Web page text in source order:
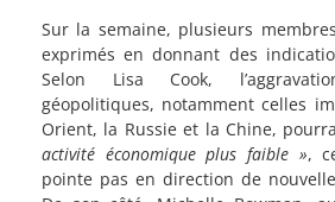
Sur la semaine, plusieurs
exprimés en donnant des
Selon Lisa Cook,
géopolitiques, notamment celles
Orient, la Russie et la Chine,
activité économique plus faible »,
pointe pas en direction de